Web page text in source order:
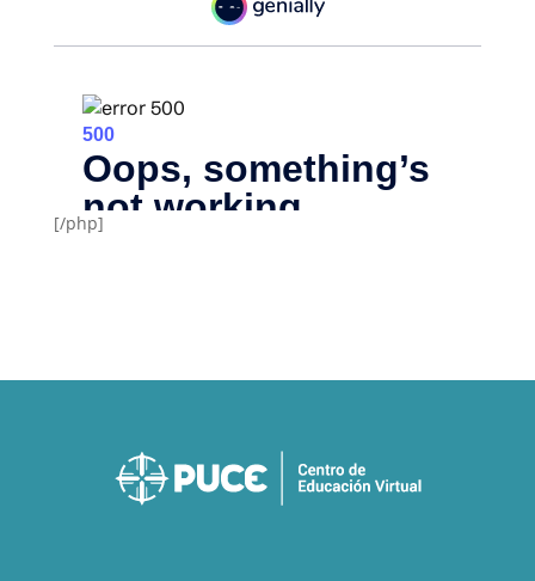
[/php]